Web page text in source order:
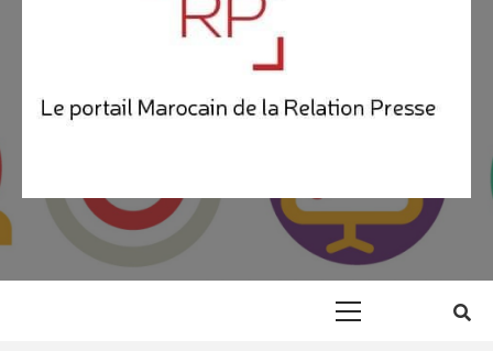
RP MAROC
RELATION PRESSE MAROC & COMMUNIQUÉ DE PRESSE
MAROC